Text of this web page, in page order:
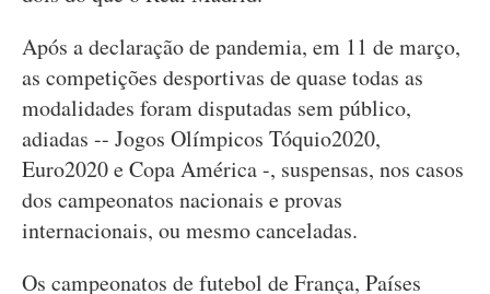
Após a declaração de pandemia, em 11 de março,
as competições desportivas de quase todas as
modalidades foram disputadas sem público,
adiadas -- Jogos Olímpicos Tóquio2020,
Euro2020 e Copa América -, suspensas, nos casos
dos campeonatos nacionais e provas
internacionais, ou mesmo canceladas.
Os campeonatos de futebol de França, Países